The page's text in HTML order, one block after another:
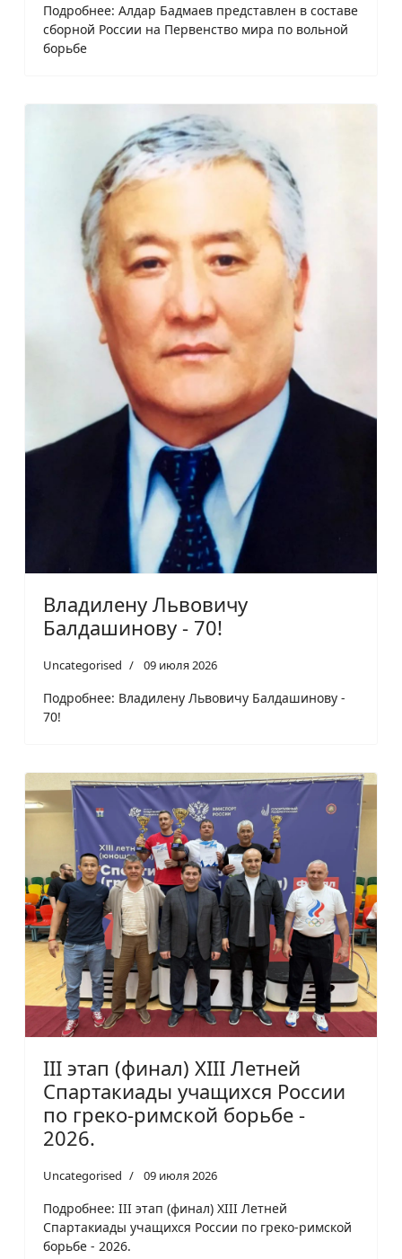
Подробнее: Алдар Бадмаев представлен в составе
сборной России на Первенство мира по вольной
борьбе
Владилену Львовичу
Балдашинову - 70!
Uncategorised 09 июля 2026
Подробнее: Владилену Львовичу Балдашинову -
70!
III этап (финал) XIII Летней
Спартакиады учащихся России
по греко-римской борьбе -
2026.
Uncategorised 09 июля 2026
Подробнее: III этап (финал) XIII Летней
Спартакиады учащихся России по греко-римской
борьбе - 2026.